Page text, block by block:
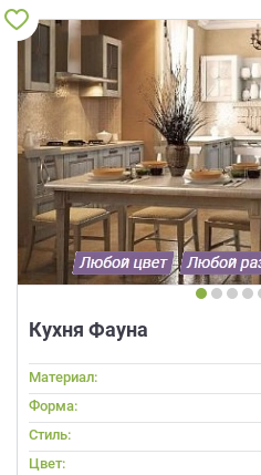
Кухня Фауна
Материал:
Форма:
Стиль:
Цвет: